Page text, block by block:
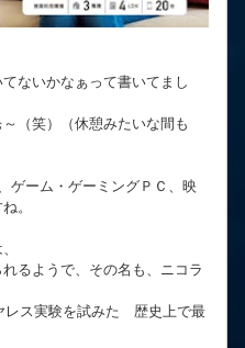
ないかなぁって書いてまし
～（笑）（休憩みたいな間も
ゲーム・ゲーミングＰＣ、映
。
るようで、その名も、ニコラ
レス実験を試みた 歴史上で最